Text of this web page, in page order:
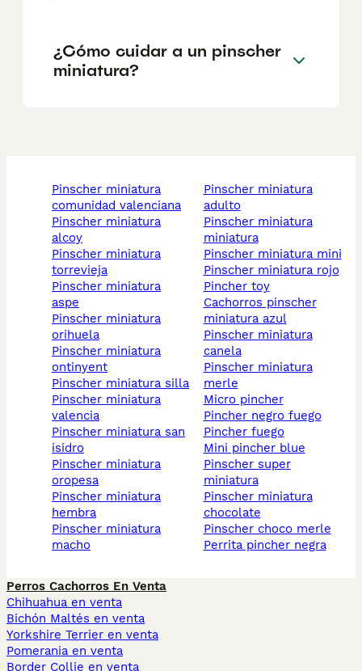
¿Cómo cuidar a un pinscher
miniatura?
pinscher miniatura
comunidad valenciana
pinscher miniatura
alcoy
pinscher miniatura
torrevieja
pinscher miniatura
aspe
pinscher miniatura
orihuela
pinscher miniatura
ontinyent
pinscher miniatura silla
pinscher miniatura
valencia
pinscher miniatura san
isidro
pinscher miniatura
oropesa
pinscher miniatura
hembra
pinscher miniatura
macho
pinscher miniatura
adulto
pinscher miniatura
miniatura
pinscher miniatura mini
pinscher miniatura rojo
pincher toy
cachorros pinscher
miniatura azul
pinscher miniatura
canela
pinscher miniatura
merle
micro pincher
pincher negro fuego
pincher fuego
mini pincher blue
pinscher super
miniatura
pinscher miniatura
chocolate
pinscher choco merle
perrita pincher negra
Perros Cachorros En Venta
Chihuahua en venta
Bichón Maltés en venta
Yorkshire Terrier en venta
Pomerania en venta
Border Collie en venta